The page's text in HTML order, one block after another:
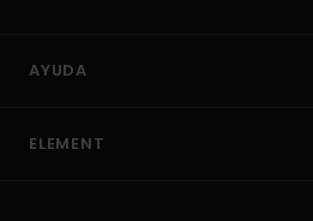
AYUDA
ELEMENT